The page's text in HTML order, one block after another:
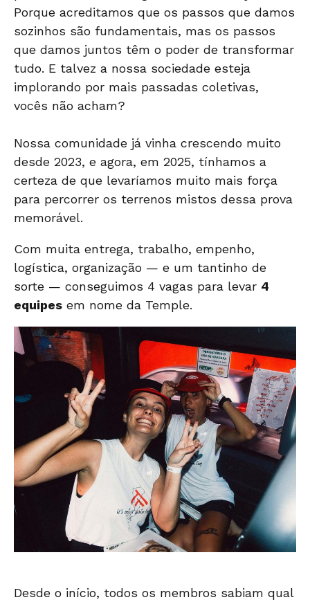
Porque acreditamos que os passos que damos
sozinhos são fundamentais, mas os passos
que damos juntos têm o poder de transformar
tudo. E talvez a nossa sociedade esteja
implorando por mais passadas coletivas,
vocês não acham?
Nossa comunidade já vinha crescendo muito
desde 2023, e agora, em 2025, tínhamos a
certeza de que levaríamos muito mais força
para percorrer os terrenos mistos dessa prova
memorável.
Com muita entrega, trabalho, empenho,
logística, organização — e um tantinho de
sorte — conseguimos 4 vagas para levar 4
equipes em nome da Temple.
Desde o início, todos os membros sabiam qual